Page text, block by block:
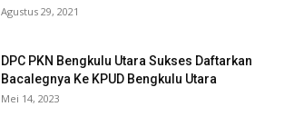
Agustus 29, 2021
DPC PKN Bengkulu Utara Sukses Daftarkan
Bacalegnya Ke KPUD Bengkulu Utara
Mei 14, 2023